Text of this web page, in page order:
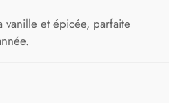
vanille et épicée, parfaite